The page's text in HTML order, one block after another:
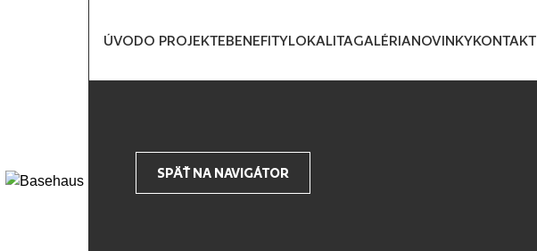
ÚVODO PROJEKTEBENEFITYLOKALITAGALÉRIANOVINKYKONTAKT
SPÄŤ NA NAVIGÁTOR